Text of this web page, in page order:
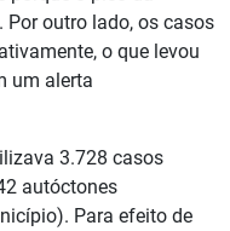
outro lado, os casos
o que levou
um alerta
3.728 casos
autóctones
Para efeito de